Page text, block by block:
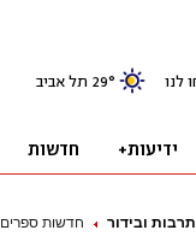
תרבות ובידור חדשות ספרים